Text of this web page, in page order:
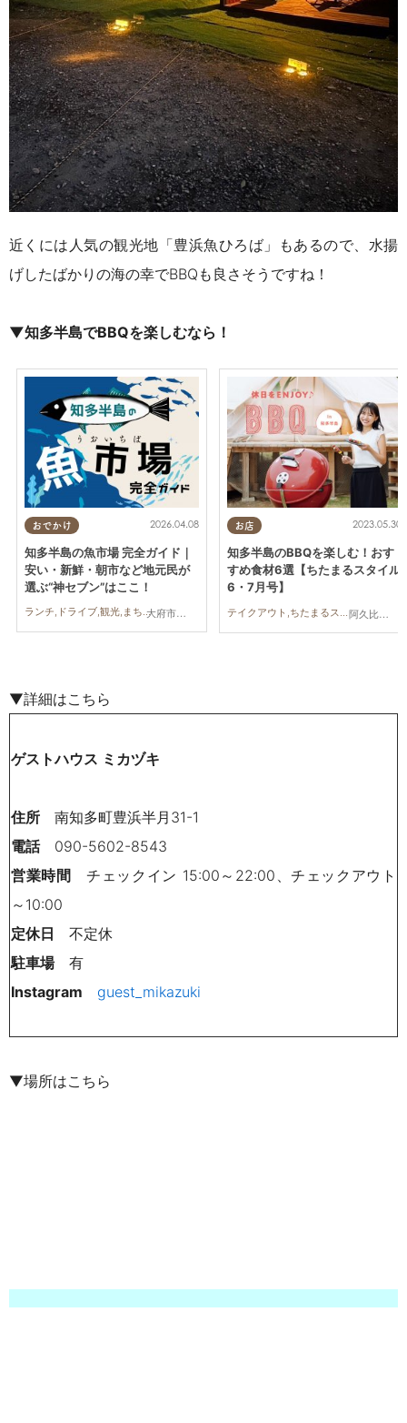
近くには人気の観光地「豊浜魚ひろば」もあるので、水揚
げしたばかりの海の幸でBBQも良さそうですね！
▼知多半島でBBQを楽しむなら！
おでかけ
大府市,半田市,常滑市,美浜町,南知多町
2026.04.08
知多半島の魚市場 完全ガイド｜
安い・新鮮・朝市など地元民が
選ぶ“神セブン”はここ！
ランチ,ドライブ,観光,まちネタ,連載,家族,カップル,友人
お店
阿久比町,半田市,南知多町,常滑市
2023.05.30
知多半島のBBQを楽しむ！おす
すめ食材6選【ちたまるスタイル
6・7月号】
テイクアウト,ちたまるスタイル掲載店,まとめ記事,家族,友人,BBQ
▼詳細はこちら
ゲストハウス ミカヅキ
住所 南知多町豊浜半月31-1
電話090-5602-8543
営業時間
チェックイン 15:00～22:00、チェックアウト
～10:00
定休日 不定休
駐車場有
Instagram
guest_mikazuki
▼場所はこちら